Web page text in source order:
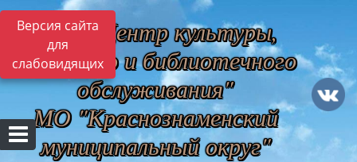
Версия сайта
для
слабовидящих
МБУ "Центр культуры,
музейного и библиотечного
обслуживания"
МО "Краснознаменский
муниципальный округ"